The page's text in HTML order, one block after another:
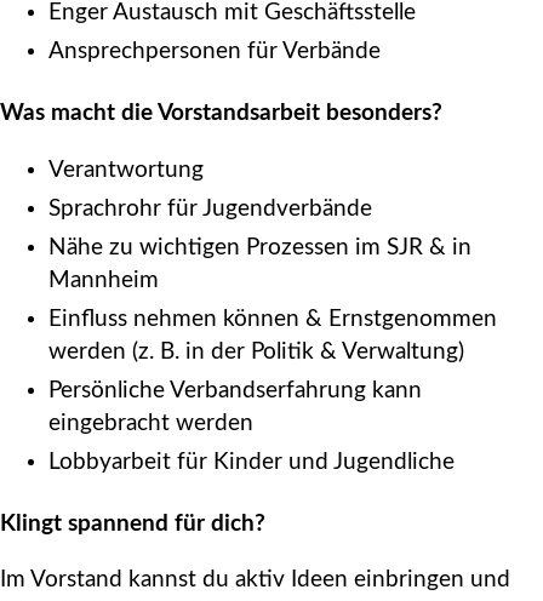
Enger Austausch mit Geschäftsstelle
Ansprechpersonen für Verbände
Was macht die Vorstandsarbeit besonders?
Verantwortung
Sprachrohr für Jugendverbände
Nähe zu wichtigen Prozessen im SJR & in
Mannheim
Einfluss nehmen können & Ernstgenommen
werden (z. B. in der Politik & Verwaltung)
Persönliche Verbandserfahrung kann
eingebracht werden
Lobbyarbeit für Kinder und Jugendliche
Klingt spannend für dich?
Im Vorstand kannst du aktiv Ideen einbringen und